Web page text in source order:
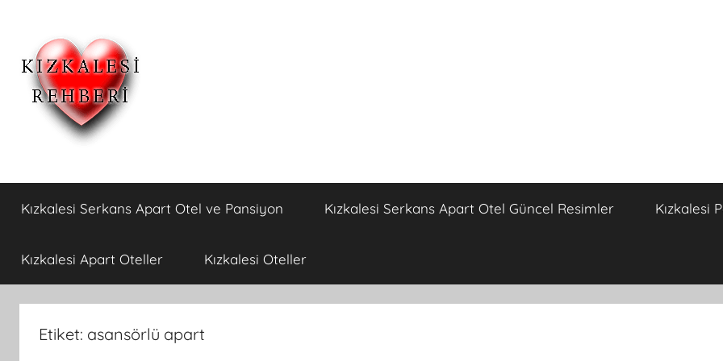
Kızkalesi
Otelleri
ve
Kızkalesi
Ucuz
Pansiyon,Otel
Kızkalesi Serkans Apart Otel ve Pansiyon Kızkalesi Serkans Apart Otel Güncel Resimler Kızkalesi
Kızkalesi Apart Oteller Kızkalesi Oteller
Etiket: asansörlü apart